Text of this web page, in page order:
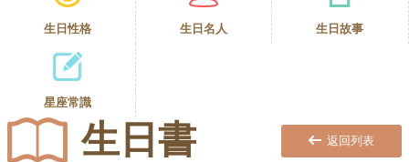
生日性格 生日名人 生日故事
星座常識
生日書 返回列表